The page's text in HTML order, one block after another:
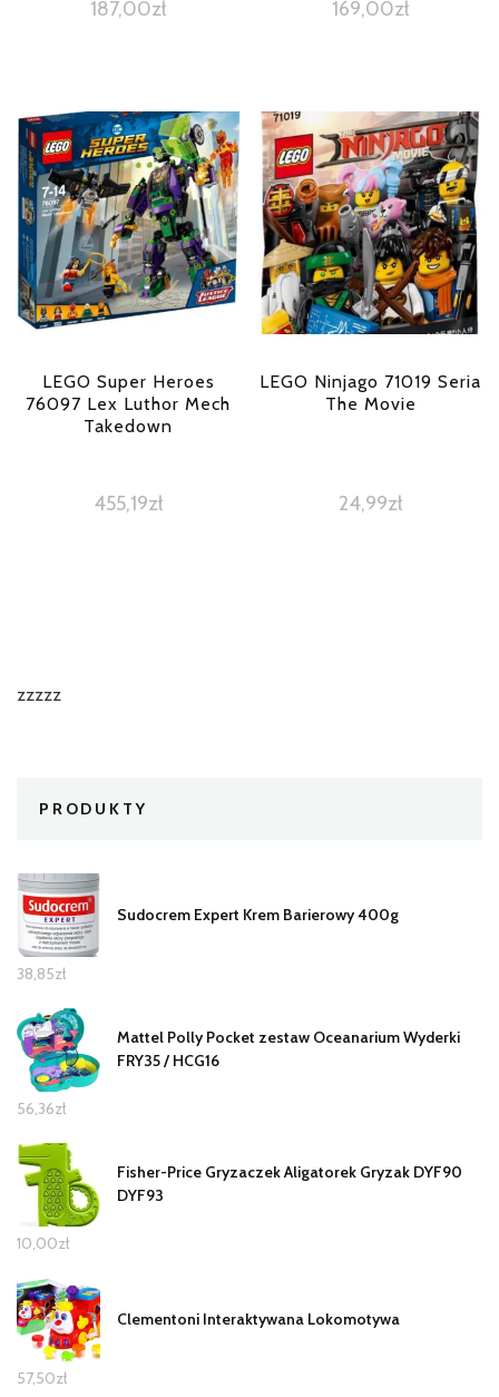
187,00zł 169,00zł
LEGO Super Heroes
76097 Lex Luthor Mech
Takedown
455,19zł
LEGO Ninjago 71019 Seria
The Movie
24,99zł
zzzzz
PRODUKTY
Sudocrem Expert Krem Barierowy 400g
38,85zł
Mattel Polly Pocket zestaw Oceanarium Wyderki
FRY35 / HCG16
56,36zł
Fisher-Price Gryzaczek Aligatorek Gryzak DYF90
DYF93
10,00zł
Clementoni Interaktywana Lokomotywa
57,50zł